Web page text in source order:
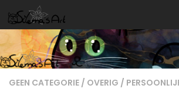
Skip to content
GEEN CATEGORIE / OVERIG /